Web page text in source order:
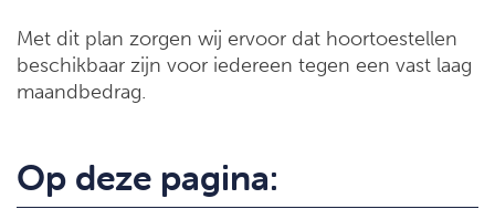
Met dit plan zorgen wij ervoor dat hoortoestellen
beschikbaar zijn voor iedereen tegen een vast laag
maandbedrag.
Op deze pagina: